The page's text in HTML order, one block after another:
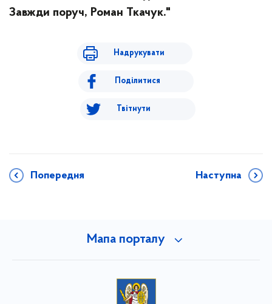
Завжди поруч, Роман Ткачук."
Надрукувати
Поділитися
Твітнути
Попередня Наступна
Мапа порталу